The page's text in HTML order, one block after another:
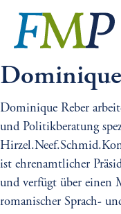
Hauptinhalt
Dominique Reber
und Politikberatung
ist ehrenamtlicher
und verfügt über einen
romanischer Sprach-